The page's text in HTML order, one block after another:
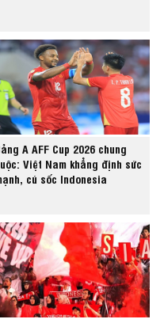
A AFF Cup 2026 chung
Việt Nam khẳng định sức
cú sốc Indonesia